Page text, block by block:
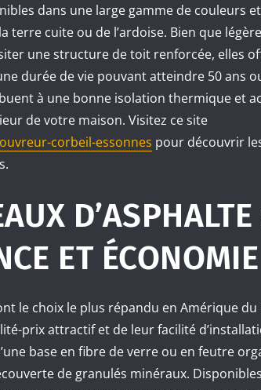
dans une large gamme de couleurs
terre cuite ou de l’ardoise. Bien que
une structure de toit renforcée, elles
durée de vie pouvant atteindre 50 ans
à une bonne isolation thermique et
de votre maison. Visitez ce site
corbeil-essonnes pour découvrir
D’ASPHALTE
ET ÉCONOMIE
le choix le plus répandu en Amérique
prix attractif et de leur facilité
base en fibre de verre ou en feutre
de granulés minéraux.